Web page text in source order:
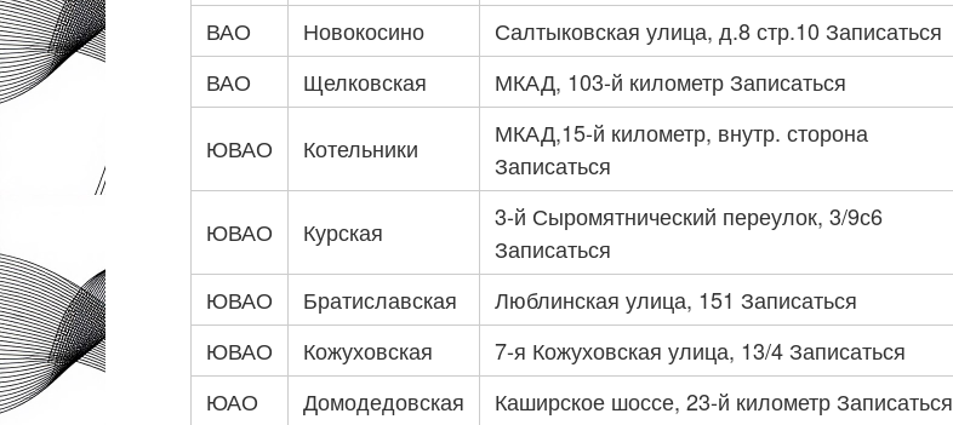
ВАО
Новокосино
Салтыковская улица, д.8 стр.10 Записаться
ВАО
Щелковская МКАД, 103-й километр Записаться
ЮВАО Котельники
МКАД,15-й километр, внутр. сторона
Записаться
ЮВАО Курская
3-й Сыромятнический переулок, 3/9с6
Записаться
ЮВАО
Братиславская
Люблинская улица, 151 Записаться
ЮВАО
Кожуховская
7-я Кожуховская улица, 13/4 Записаться
ЮАО
Домодедовская
Каширское шоссе, 23-й километр Записаться